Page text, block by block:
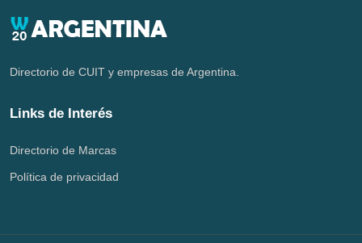
Directorio de CUIT y empresas de Argentina.
Links de Interés
Directorio de Marcas
Política de privacidad